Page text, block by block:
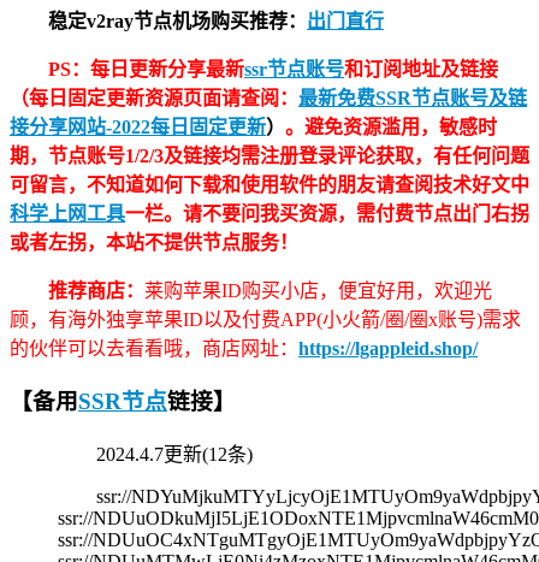
稳定v2ray节点机场购买推荐： 出门直行
PS：每日更新分享最新ssr节点账号和订阅地址及链接
（每日固定更新资源页面请查阅： 最新免费SSR节点账号及链
接分享网站-2022每日固定更新） 。避免资源滥用，敏感时
期，节点账号1/2/3及链接均需注册登录评论获取，有任何问题
可留言，不知道如何下载和使用软件的朋友请查阅技术好文中
科学上网工具一栏。请不要问我买资源，需付费节点出门右拐
或者左拐，本站不提供节点服务！
推荐商店： 莱购苹果ID购买小店，便宜好用，欢迎光
顾，有海外独享苹果ID以及付费APP(小火箭/圈/圈x账号)需求
的伙伴可以去看看哦，商店网址： https://lgappleid.shop/
【备用SSR节点链接】
2024.4.7更新(12条)
ssr://
ssr://
ssr://